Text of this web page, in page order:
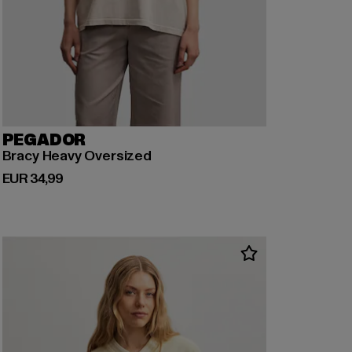
PEGADOR
Bracy Heavy Oversized
EUR 34,99
Derzeitiger Preis: EUR 34,99